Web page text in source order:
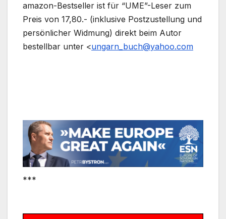
amazon-Bestseller ist für “UME”-Leser zum
Preis von 17,80.- (inklusive Postzustellung und
persönlicher Widmung) direkt beim Autor
bestellbar unter <ungarn_buch@yahoo.com
***